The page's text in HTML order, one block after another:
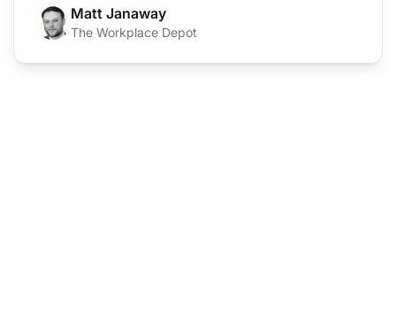
Matt Janaway
The Workplace Depot